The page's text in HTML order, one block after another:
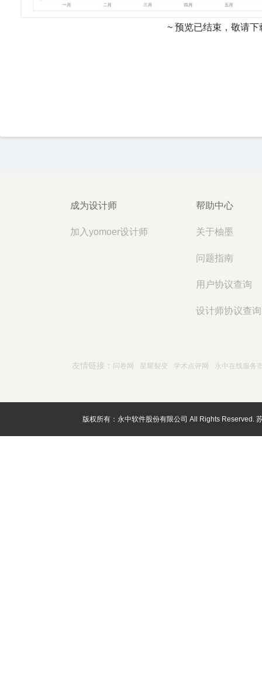
~ 预览已结束，敬请下
成为设计师
加入yomoer设计师
帮助中心
关于柚墨
问题指南
用户协议查询
设计师协议查询
友情链接： 问卷网 星耀裂变 学术点评网 永中在线服务
版权所有：永中软件股份有限公司 All Rights Reserved.